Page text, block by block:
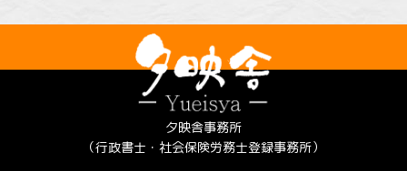
夕映舎事務所
（行政書士・社会保険労務士登録事務所）